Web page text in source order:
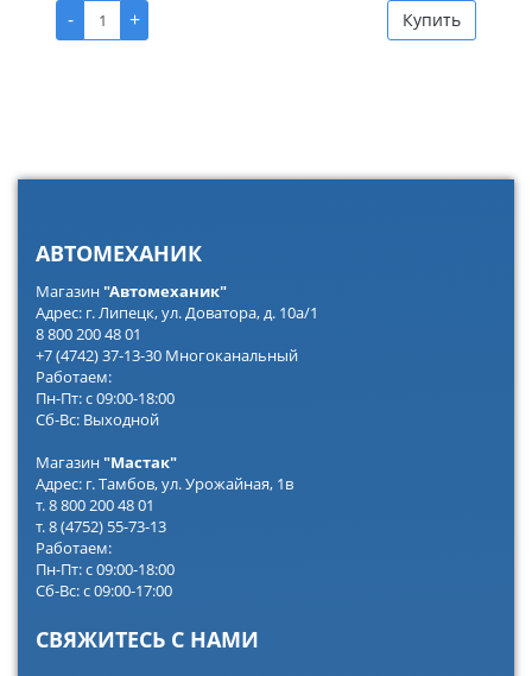
-
+ Купить
АВТОМЕХАНИК
Магазин"Автомеханик"
Адрес: г. Липецк, ул. Доватора, д. 10а/1
8 800 200 48 01
+7 (4742) 37-13-30 Многоканальный
Работаем:
Пн-Пт: с 09:00-18:00
Сб-Вс: Выходной
Магазин"Мастак"
Адрес: г. Тамбов, ул. Урожайная, 1в
т. 8 800 200 48 01
т. 8 (4752) 55-73-13
Работаем:
Пн-Пт: с 09:00-18:00
Сб-Вс: с 09:00-17:00
СВЯЖИТЕСЬ С НАМИ